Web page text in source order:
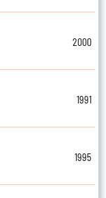
2000
1991
1995